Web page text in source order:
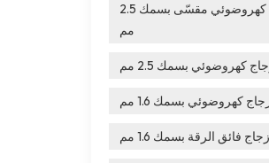
زجاج كهروضوئي مقسّى بسمك 2.5
مم
كهروضوئي بسمك 2.5 مم
كهروضوئي بسمك 1.6 مم
زجاج فائق الرقة بسمك 1.6 مم